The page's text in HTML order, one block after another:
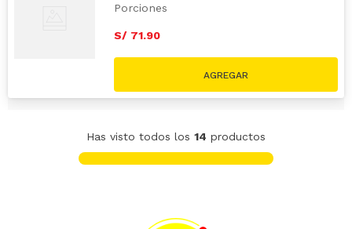
Porciones
S/ 71.90
Has visto todos los 14 productos